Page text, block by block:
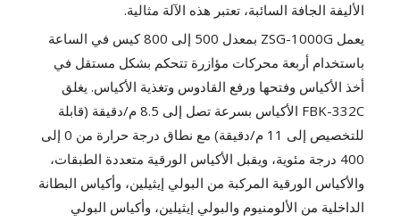
الأليفة الجافة السائبة، تعتبر هذه الآلة مثالية.
يعمل ZSG-1000G بمعدل 500 إلى 800 كيس في الساعة
باستخدام أربعة محركات مؤازرة تتحكم بشكل مستقل في
أخذ الأكياس وفتحها ورفع القادوس وتغذية الأكياس. يغلق
FBK-332C الأكياس بسرعة تصل إلى 8.5 م/دقيقة (قابلة
للتخصيص إلى 11 م/دقيقة) مع نطاق درجة حرارة من 0 إلى
400 درجة مئوية، ويقبل الأكياس الورقية متعددة الطبقات،
والأكياس الورقية المركبة من البولي إيثيلين، وأكياس البطانة
الداخلية من الألومنيوم والبولي إيثيلين، وأكياس البولي